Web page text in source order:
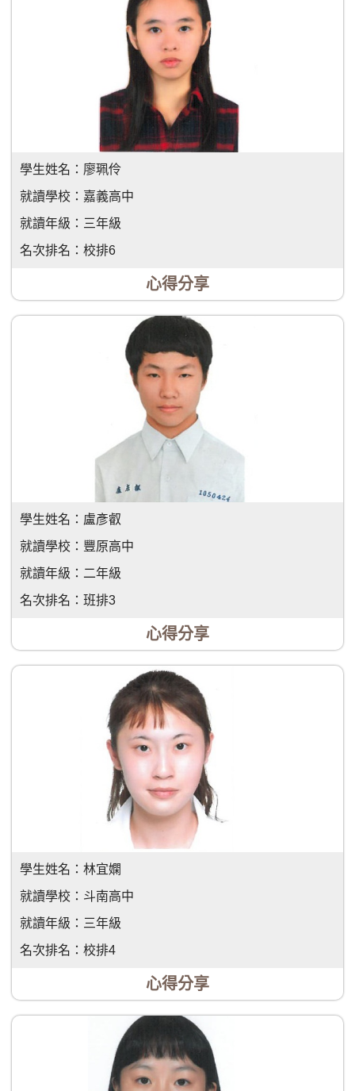
學生姓名： 廖珮伶
就讀學校： 嘉義高中
就讀年級： 三年級
名次排名： 校排6
心得分享
學生姓名： 盧彥叡
就讀學校： 豐原高中
就讀年級： 二年級
名次排名： 班排3
心得分享
學生姓名： 林宜嫻
就讀學校： 斗南高中
就讀年級： 三年級
名次排名： 校排4
心得分享